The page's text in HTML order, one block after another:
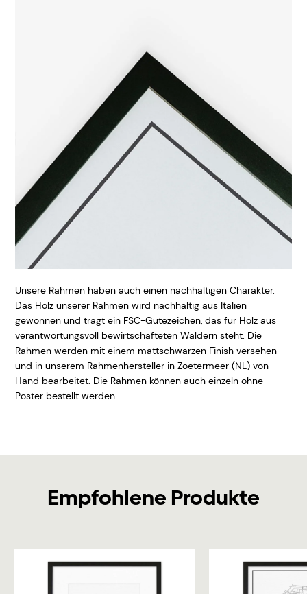
Unsere Rahmen haben auch einen nachhaltigen Charakter.
Das Holz unserer Rahmen wird nachhaltig aus Italien
gewonnen und trägt ein FSC-Gütezeichen, das für Holz aus
verantwortungsvoll bewirtschafteten Wäldern steht. Die
Rahmen werden mit einem mattschwarzen Finish versehen
und in unserem Rahmenhersteller in Zoetermeer (NL) von
Hand bearbeitet. Die Rahmen können auch einzeln ohne
Poster bestellt werden.
Empfohlene Produkte